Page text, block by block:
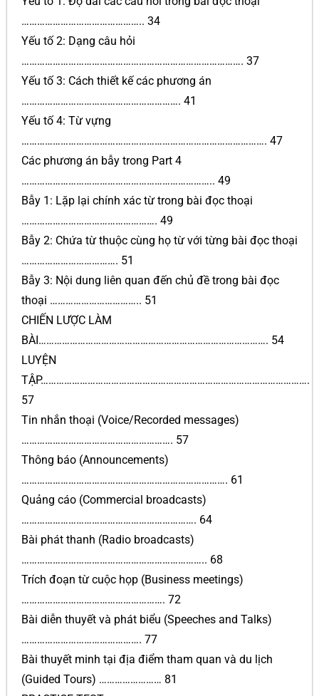
……………………………………….. 34
Yếu tố 2: Dạng câu hỏi
…………………………………………………………………………. 37
Yếu tố 3: Cách thiết kế các phương án
……………………………………………………. 41
Yếu tố 4: Từ vựng
…………………………………………………………………………………. 47
Các phương án bẫy trong Part 4
……………………………………………………………….. 49
Bẫy 1: Lặp lại chính xác từ trong bài đọc thoại
……………………………………………. 49
Bẫy 2: Chứa từ thuộc cùng họ từ với từng bài đọc thoại
………………………………. 51
Bẫy 3: Nội dung liên quan đến chủ đề trong bài đọc
thoại …………………………….. 51
CHIẾN LƯỢC LÀM
BÀI……………………………………………………………………………. 54
LUYỆN
TẬP………………………………………………………………………………………….
57
Tin nhắn thoại (Voice/Recorded messages)
…………………………………………………. 57
Thông báo (Announcements)
……………………………………………………………………. 61
Quảng cáo (Commercial broadcasts)
…………………………………………………………. 64
Bài phát thanh (Radio broadcasts)
…………………………………………………………….. 68
Trích đoạn từ cuộc họp (Business meetings)
………………………………………………. 72
Bài diễn thuyết và phát biểu (Speeches and Talks)
………………………………………. 77
Bài thuyết minh tại địa điểm tham quan và du lịch
(Guided Tours) …………………… 81